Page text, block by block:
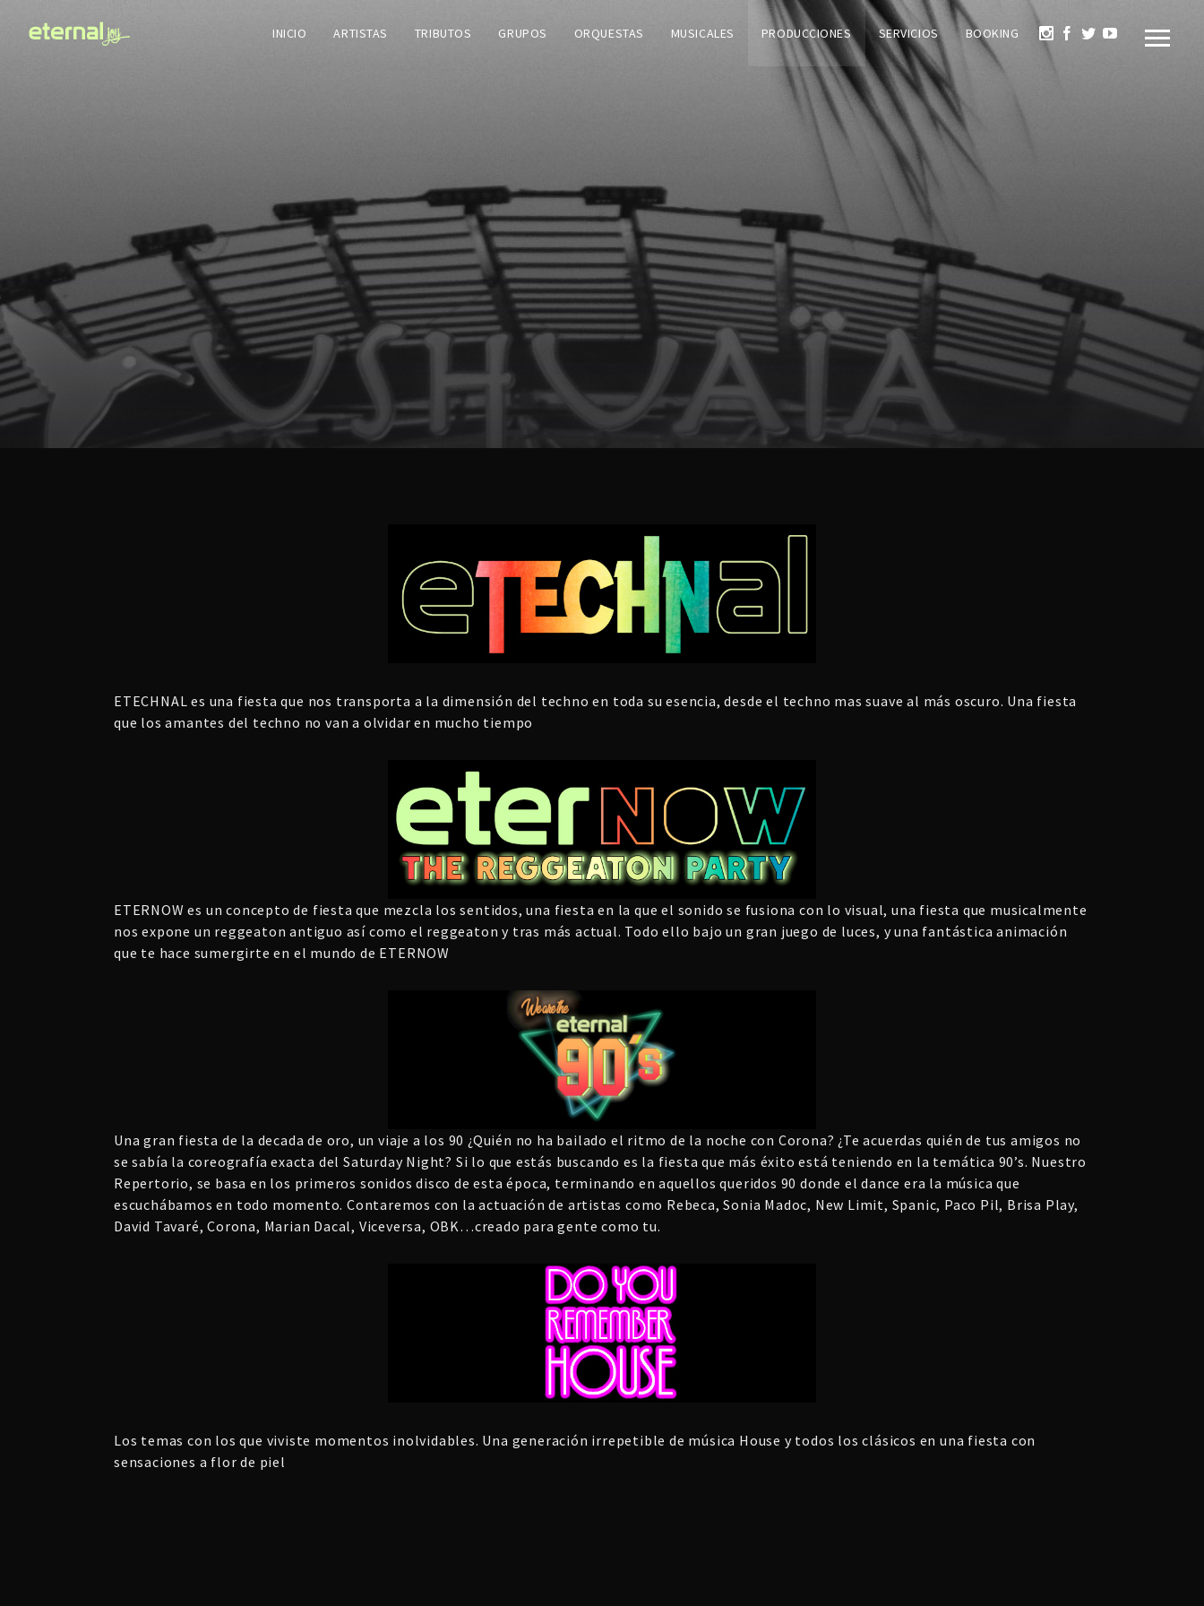
INICIO ARTISTAS TRIBUTOS GRUPOS ORQUESTAS MUSICALES PRODUCCIONES SERVICIOS BOOKING
ETECHNAL es una fiesta que nos transporta a la dimensión del techno en toda su esencia, desde el techno mas suave al más oscuro. Una fiesta
que los amantes del techno no van a olvidar en mucho tiempo
ETERNOW es un concepto de fiesta que mezcla los sentidos, una fiesta en la que el sonido se fusiona con lo visual, una fiesta que musicalmente
nos expone un reggeaton antiguo así como el reggeaton y tras más actual. Todo ello bajo un gran juego de luces, y una fantástica animación
que te hace sumergirte en el mundo de ETERNOW
Una gran fiesta de la decada de oro, un viaje a los 90 ¿Quién no ha bailado el ritmo de la noche con Corona? ¿Te acuerdas quién de tus amigos no
se sabía la coreografía exacta del Saturday Night? Si lo que estás buscando es la fiesta que más éxito está teniendo en la temática 90’s. Nuestro
Repertorio, se basa en los primeros sonidos disco de esta época, terminando en aquellos queridos 90 donde el dance era la música que
escuchábamos en todo momento. Contaremos con la actuación de artistas como Rebeca, Sonia Madoc, New Limit, Spanic, Paco Pil, Brisa Play,
David Tavaré, Corona, Marian Dacal, Viceversa, OBK…creado para gente como tu.
Los temas con los que viviste momentos inolvidables. Una generación irrepetible de música House y todos los clásicos en una fiesta con
sensaciones a flor de piel